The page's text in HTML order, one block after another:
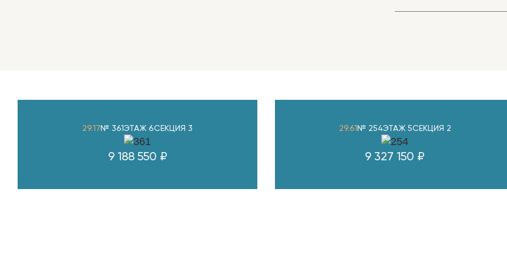
29.17 № 361ЭТАЖ 6СЕКЦИЯ 3
9 188 550 ₽
29.61 № 254ЭТАЖ 5СЕКЦИЯ 2
9 327 150 ₽